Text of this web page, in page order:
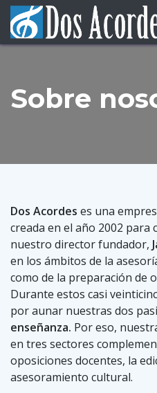
Ir al contenido
Sobre
Dos Acordes es una
creada en el año 2002 para
nuestro director fundador,
en los ámbitos de la
como de la preparación de
Durante estos casi
por aunar nuestras dos
enseñanza. Por eso,
en tres sectores
oposiciones docentes, la
asesoramiento cultural.